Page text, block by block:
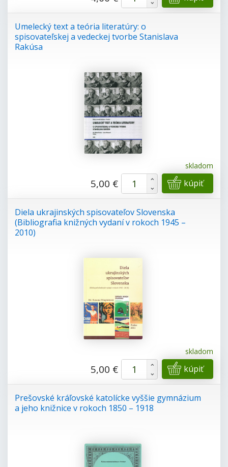
-
Umelecký text a teória literatúry: o
spisovateľskej a vedeckej tvorbe Stanislava
Rakúsa
skladom
+
-
kúpiť
5,00 €
Diela ukrajinských spisovateľov Slovenska
(Bibliografia knižných vydaní v rokoch 1945 –
2010)
skladom
+
-
kúpiť
5,00 €
Prešovské kráľovské katolícke vyššie gymnázium
a jeho knižnice v rokoch 1850 – 1918